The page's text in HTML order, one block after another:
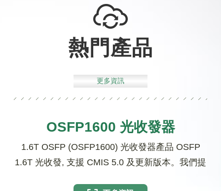
熱門產品
更多資訊
OSFP1600 光收發器
1.6T OSFP (OSFP1600) 光收發器產品 OSFP
1.6T 光收發, 支援 CMIS 5.0 及更新版本。我們提